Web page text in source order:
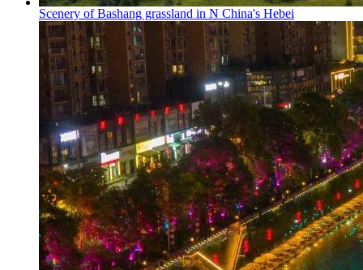
Scenery of Bashang grassland in N China's Hebei